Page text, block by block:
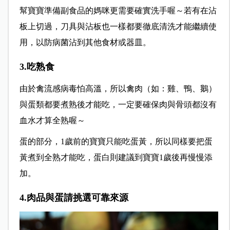
幫寶寶準備副食品的媽咪更需要確實洗手喔～若有在沾
板上切過，刀具與沾板也一樣都要徹底清洗才能繼續使
用，以防病菌沾到其他食材或器皿。
3.吃熟食
由於禽流感病毒怕高溫，所以禽肉（如：雞、鴨、鵝）
與蛋類都要煮熟後才能吃，一定要確保肉與骨頭都沒有
血水才算全熟喔～
蛋的部分，1歲前的寶寶只能吃蛋黃，所以同樣要把蛋
黃煮到全熟才能吃，蛋白則建議到寶寶1歲後再慢慢添
加。
4.肉品與蛋請挑選可靠來源